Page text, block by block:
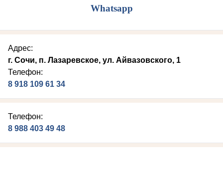
Whatsapp
Адрес:
г. Сочи, п. Лазаревское, ул. Айвазовского, 1
Телефон:
8 918 109 61 34
Телефон:
8 988 403 49 48